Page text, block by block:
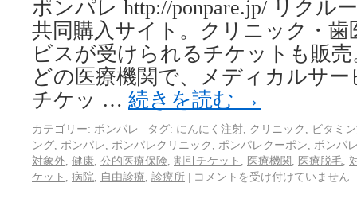
ポンパレ http://ponpare.jp/ リクル
共同購入サイト。クリニック・
ビスが受けられるチケットも販
どの医療機関で、メディカルサ
チケッ … 続きを読む →
カテゴリー: ポンパレ | タグ: にんにく注射 クリニック
ビタミ
ング ポンパレ ポンパレクリニック ポンパレクーポン
ポンパ
対象外 健康 公的医療保険 割引チケット 医療機関 医療脱毛
ケット
病院 自由診療 診療所 | コメントを受け付けていません